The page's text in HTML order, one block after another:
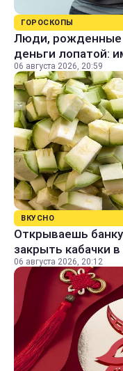
ГОРОСКОПЫ
Люди, рожденные
деньги лопатой:
06 августа 2026, 20:59
ВКУСНО
Открываешь
закрыть кабачки
06 августа 2026, 20:12